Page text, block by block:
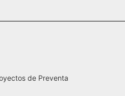
de Preventa